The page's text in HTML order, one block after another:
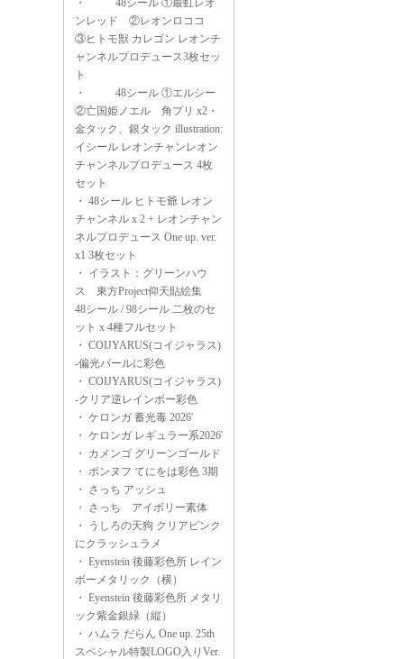
・
48シール ①最虹レオ
ンレッド ②レオンロココ
③ヒトモ獣 カレゴン レオンチ
ャンネルプロデュース3枚セッ
ト
・
48シール ①エルシー
②亡国姫ノエル 角プリ x2・
金タック、銀タック illustration:
イシール レオンチャンレオン
チャンネルプロデュース 4枚
セット
・ 48シール ヒトモ爺 レオン
チャンネル x 2 + レオンチャン
ネルプロデュース One up. ver.
x1 3枚セット
・ イラスト：グリーンハウ
ス 東方Project仰天貼絵集
48シール / 98シール 二枚のセ
ット x 4種フルセット
・ COIJYARUS(コイジャラス)
-偏光パールに彩色
・ COIJYARUS(コイジャラス)
-クリア逆レインボー彩色
・ ケロンガ 蓄光毒 2026'
・ ケロンガ レギュラー系2026'
・ カメンゴ グリーンゴールド
・ ポンヌフ てにをは彩色 3期
・ さっち アッシュ
・ さっち アイボリー素体
・
うしろの天狗 クリアピンク
にクラッシュラメ
・ Eyenstein 後藤彩色所 レイン
ボーメタリック（横）
・ Eyenstein 後藤彩色所 メタリ
ック紫金銀緑（縦）
・ ハムラ だらん One up. 25th
スペシャル特製LOGO入りVer.